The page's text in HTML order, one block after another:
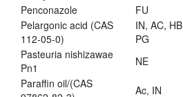
Penconazole
FU
Pelargonic acid (CAS
112-05-0)
IN, AC,
PG
Pasteuria nishizawae
Pn1
NE
Paraffin oil/(CAS
Ac, IN